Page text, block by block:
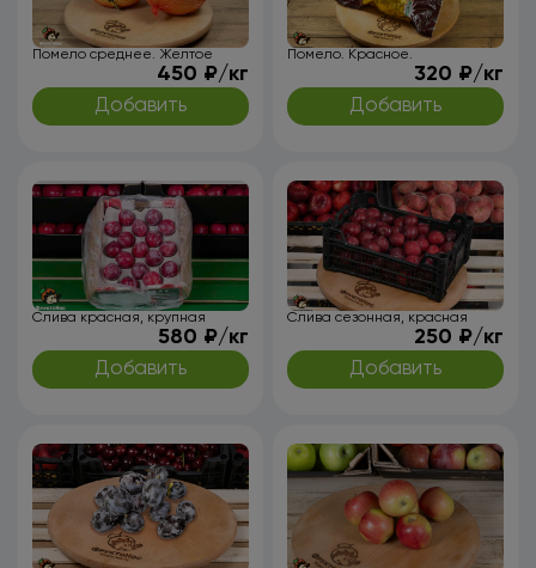
Помело среднее. Желтое
450 ₽/кг
Добавить
Помело. Красное.
320 ₽/кг
Добавить
Слива красная, крупная
580 ₽/кг
Добавить
Слива сезонная, красная
250 ₽/кг
Добавить